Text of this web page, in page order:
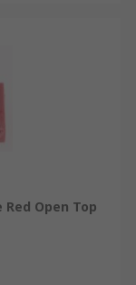
Red Open Top